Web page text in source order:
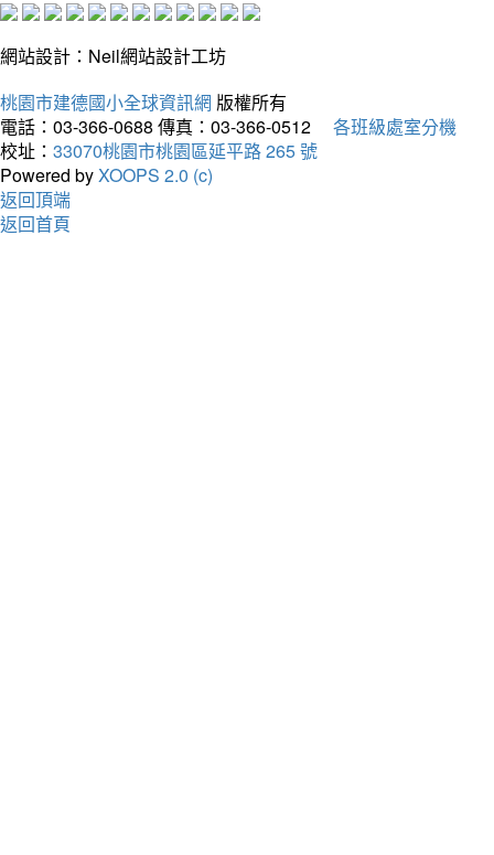
網站設計：Neil網站設計工坊
桃園市建德國小全球資訊網 版權所有
電話：03-366-0688 傳真：03-366-0512
各班級處室分機
校址： 33070桃園市桃園區延平路 265 號
Powered byXOOPS 2.0 (c)
返回頂端
返回首頁